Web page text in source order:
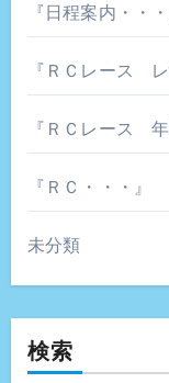
『日程案内・・・
『ＲＣレース
『ＲＣレース
『ＲＣ・・・』
未分類
検索